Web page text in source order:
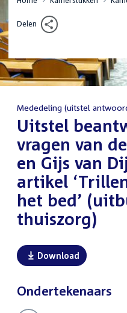
Delen
Mededeling (uitstel
:Uitstel
vragen van
en Gijs van
artikel
het bed’
thuiszorg)
Download
Ondertekenaars